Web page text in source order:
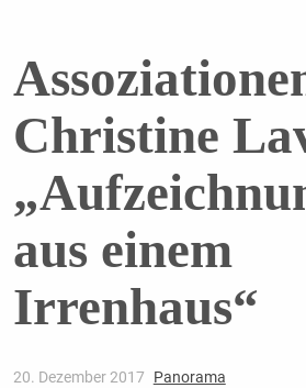
Christine
aus einem
Irrenhaus“
20. Dezember 2017 Panorama